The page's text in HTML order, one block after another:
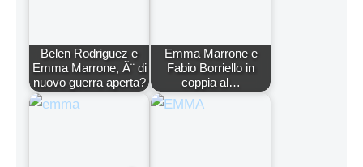
Belen Rodriguez e
Emma Marrone, Ã¨ di
nuovo guerra aperta?
Emma Marrone e
Fabio Borriello in
coppia al…